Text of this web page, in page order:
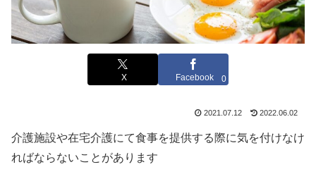
X Facebook 0
2021.07.12 2022.06.02
介護施設や在宅介護にて食事を提供する際に気を付けなけ
ればならないことがあります